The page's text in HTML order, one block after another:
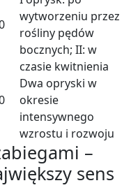
wytworzeniu przez
rośliny pędów
bocznych; II: w
czasie kwitnienia
Dwa opryski w
okresie
intensywnego
wzrostu i rozwoju
–
sens